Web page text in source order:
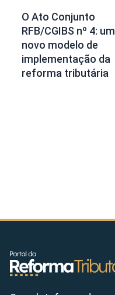
O Ato Conjunto
RFB/CGIBS nº 4: um
novo modelo de
implementação da
reforma tributária